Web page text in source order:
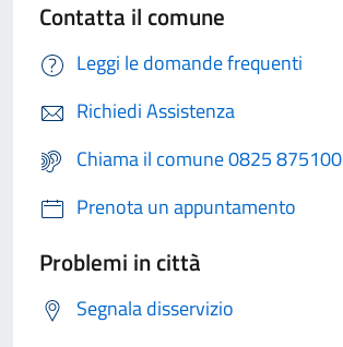
Contatta il comune
Leggi le domande frequenti
Richiedi Assistenza
Chiama il comune 0825 875100
Prenota un appuntamento
Problemi in città
Segnala disservizio